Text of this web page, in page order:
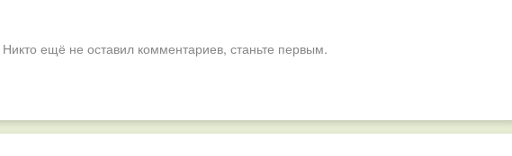
Никто ещё не оставил комментариев, станьте первым.